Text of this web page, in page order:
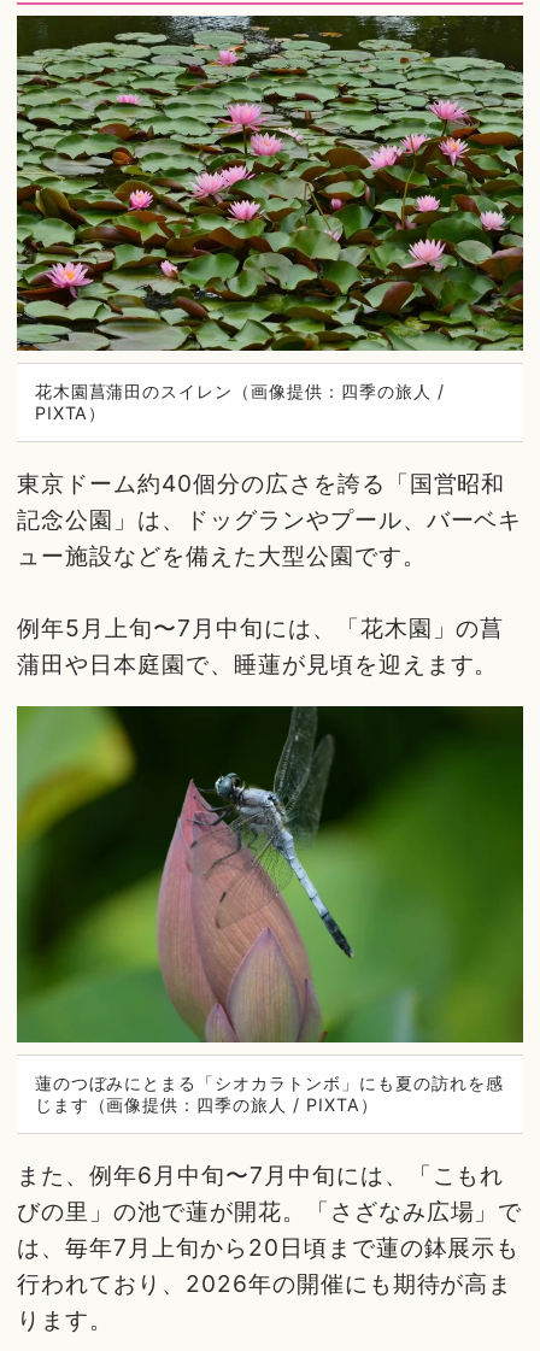
花木園菖蒲田のスイレン（画像提供：四季の旅人 /
PIXTA）
東京ドーム約40個分の広さを誇る「国営昭和
記念公園」は、ドッグランやプール、バーベキ
ュー施設などを備えた大型公園です。
例年5月上旬〜7月中旬には、「花木園」の菖
蒲田や日本庭園で、睡蓮が見頃を迎えます。
蓮のつぼみにとまる「シオカラトンボ」にも夏の訪れを感
じます（画像提供：四季の旅人 / PIXTA）
また、例年6月中旬〜7月中旬には、「こもれ
びの里」の池で蓮が開花。「さざなみ広場」で
は、毎年7月上旬から20日頃まで蓮の鉢展示も
行われており、2026年の開催にも期待が高ま
ります。